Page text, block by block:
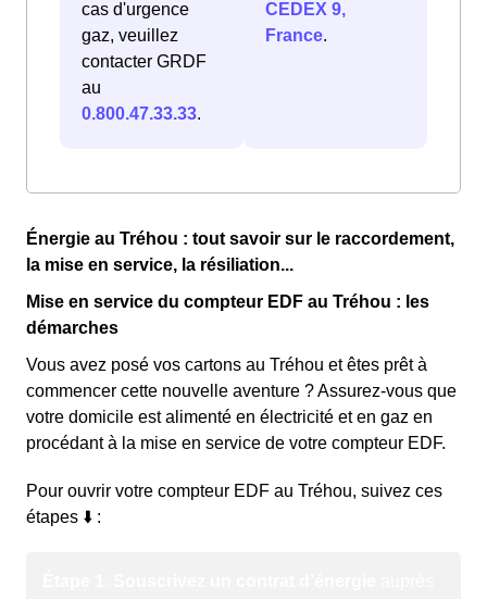
cas d'urgence
gaz, veuillez
contacter GRDF
au
0.800.47.33.33.
CEDEX 9,
France.
Énergie au Tréhou : tout savoir sur le raccordement,
la mise en service, la résiliation...
Mise en service du compteur EDF au Tréhou : les
démarches
Vous avez posé vos cartons au Tréhou et êtes prêt à
commencer cette nouvelle aventure ? Assurez-vous que
votre domicile est alimenté en électricité et en gaz en
procédant à la mise en service de votre compteur EDF.
Pour ouvrir votre compteur EDF au Tréhou, suivez ces
étapes ⬇️ :